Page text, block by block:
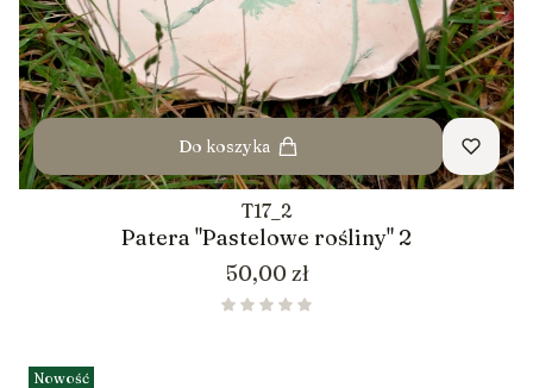
Do koszyka
T17_2
Patera "Pastelowe rośliny" 2
Cena
50,00 zł
Nowość